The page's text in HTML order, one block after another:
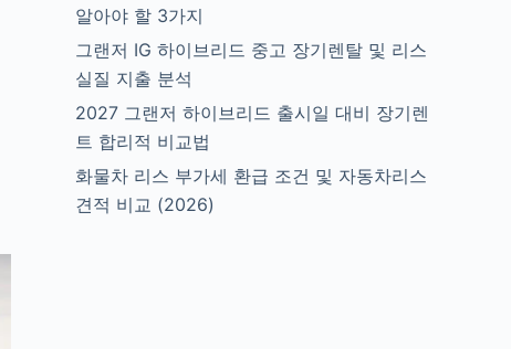
알아야 할 3가지
그랜저 IG 하이브리드 중고 장기렌탈 및 리스
실질 지출 분석
2027 그랜저 하이브리드 출시일 대비 장기렌
트 합리적 비교법
화물차 리스 부가세 환급 조건 및 자동차리스
견적 비교 (2026)